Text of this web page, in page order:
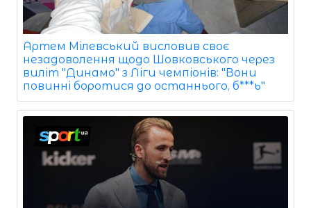
Артем Мілевський висловив своє
незадоволення щодо Шовковського через
виліт "Динамо" з Ліги чемпіонів: "Вони
повинні боротися до останнього, б***ь"